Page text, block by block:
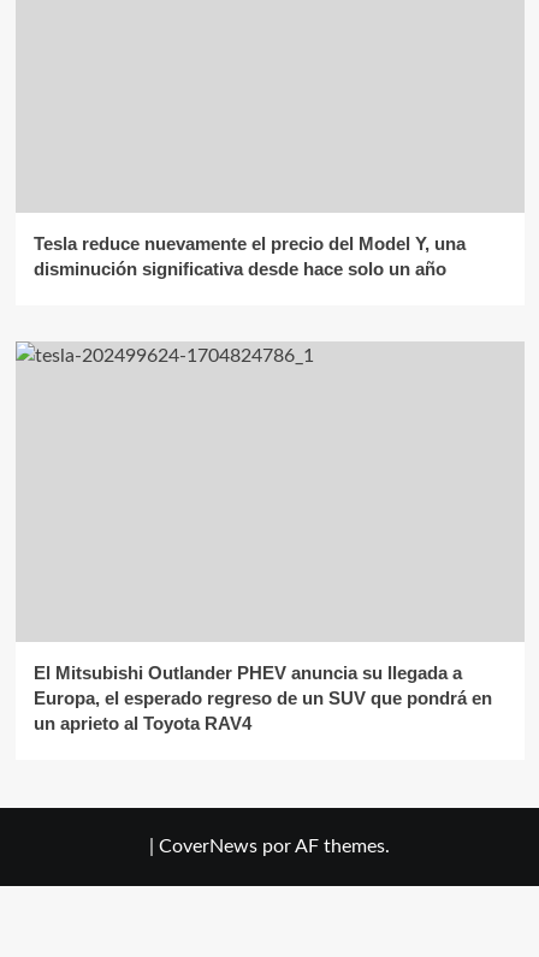
Tesla reduce nuevamente el precio del Model Y, una
disminución significativa desde hace solo un año
El Mitsubishi Outlander PHEV anuncia su llegada a
Europa, el esperado regreso de un SUV que pondrá en
un aprieto al Toyota RAV4
CoverNews por AF themes.